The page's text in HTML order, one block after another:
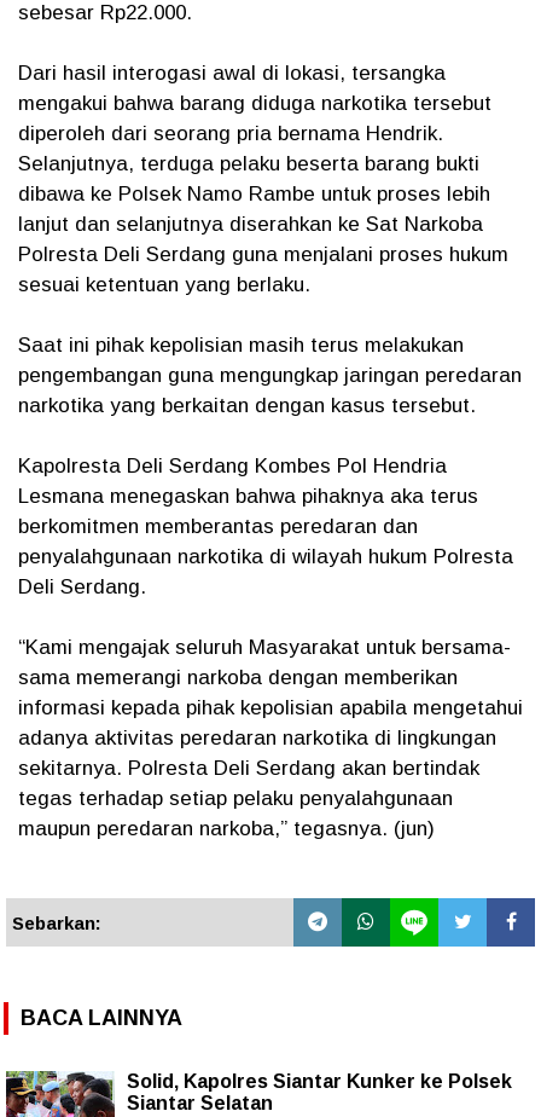
sebesar Rp22.000.
Dari hasil interogasi awal di lokasi, tersangka
mengakui bahwa barang diduga narkotika tersebut
diperoleh dari seorang pria bernama Hendrik.
Selanjutnya, terduga pelaku beserta barang bukti
dibawa ke Polsek Namo Rambe untuk proses lebih
lanjut dan selanjutnya diserahkan ke Sat Narkoba
Polresta Deli Serdang guna menjalani proses hukum
sesuai ketentuan yang berlaku.
Saat ini pihak kepolisian masih terus melakukan
pengembangan guna mengungkap jaringan peredaran
narkotika yang berkaitan dengan kasus tersebut.
Kapolresta Deli Serdang Kombes Pol Hendria
Lesmana menegaskan bahwa pihaknya aka terus
berkomitmen memberantas peredaran dan
penyalahgunaan narkotika di wilayah hukum Polresta
Deli Serdang.
“Kami mengajak seluruh Masyarakat untuk bersama-
sama memerangi narkoba dengan memberikan
informasi kepada pihak kepolisian apabila mengetahui
adanya aktivitas peredaran narkotika di lingkungan
sekitarnya. Polresta Deli Serdang akan bertindak
tegas terhadap setiap pelaku penyalahgunaan
maupun peredaran narkoba,” tegasnya. (jun)
Sebarkan:
BACA LAINNYA
Solid, Kapolres Siantar Kunker ke Polsek
Siantar Selatan